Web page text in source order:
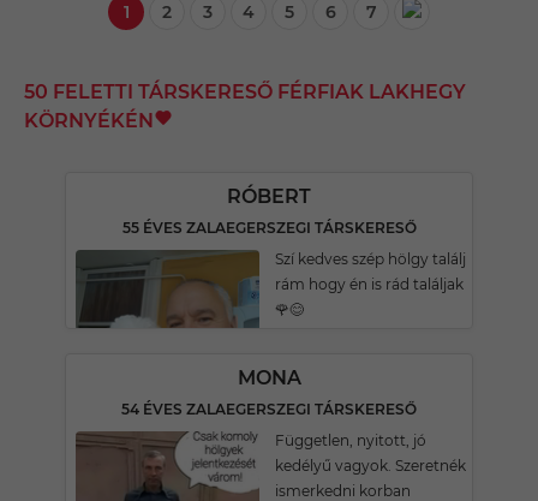
1 2 3 4 5 6 7
50 FELETTI TÁRSKERESŐ FÉRFIAK LAKHEGY
KÖRNYÉKÉN
RÓBERT
55 ÉVES ZALAEGERSZEGI TÁRSKERESŐ
Szí kedves szép hölgy találj
rám hogy én is rád találjak
🌹😊
MONA
54 ÉVES ZALAEGERSZEGI TÁRSKERESŐ
Független, nyitott, jó
kedélyű vagyok. Szeretnék
ismerkedni korban